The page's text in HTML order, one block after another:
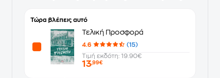
Τώρα βλέπεις αυτό
Τελική Προσφορά
4.6
(15)
Τιμή εκδότη: 19.90€
13,99€